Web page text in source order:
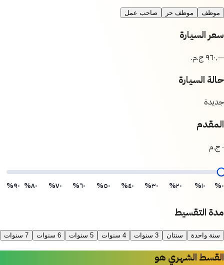
موظف موظف حر صاحب عمل
سعر السيارة
حالة السيارة
جديدة
المقدم
٠ ج.م
٠% ١٠% ٢٠% ٣٠% ٤٠% ٥٠% ٦٠% ٧٠% ٨٠% ٩٠%
مدة التقسيط
سنة واحدة سنتان 3 سنوات 4 سنوات 5 سنوات 6 سنوات 7 سنوات
القسط الشهري هو